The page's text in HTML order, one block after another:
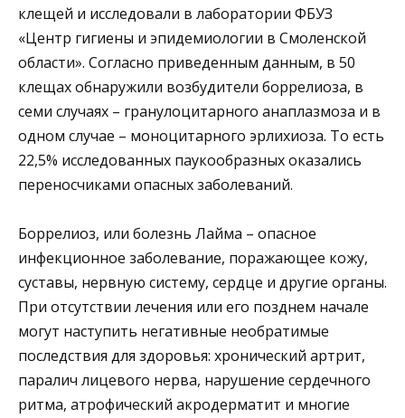
клещей и исследовали в лаборатории ФБУЗ
«Центр гигиены и эпидемиологии в Смоленской
области». Согласно приведенным данным, в 50
клещах обнаружили возбудители боррелиоза, в
семи случаях – гранулоцитарного анаплазмоза и в
одном случае – моноцитарного эрлихиоза. То есть
22,5% исследованных паукообразных оказались
переносчиками опасных заболеваний.
Боррелиоз, или болезнь Лайма – опасное
инфекционное заболевание, поражающее кожу,
суставы, нервную систему, сердце и другие органы.
При отсутствии лечения или его позднем начале
могут наступить негативные необратимые
последствия для здоровья: хронический артрит,
паралич лицевого нерва, нарушение сердечного
ритма, атрофический акродерматит и многие